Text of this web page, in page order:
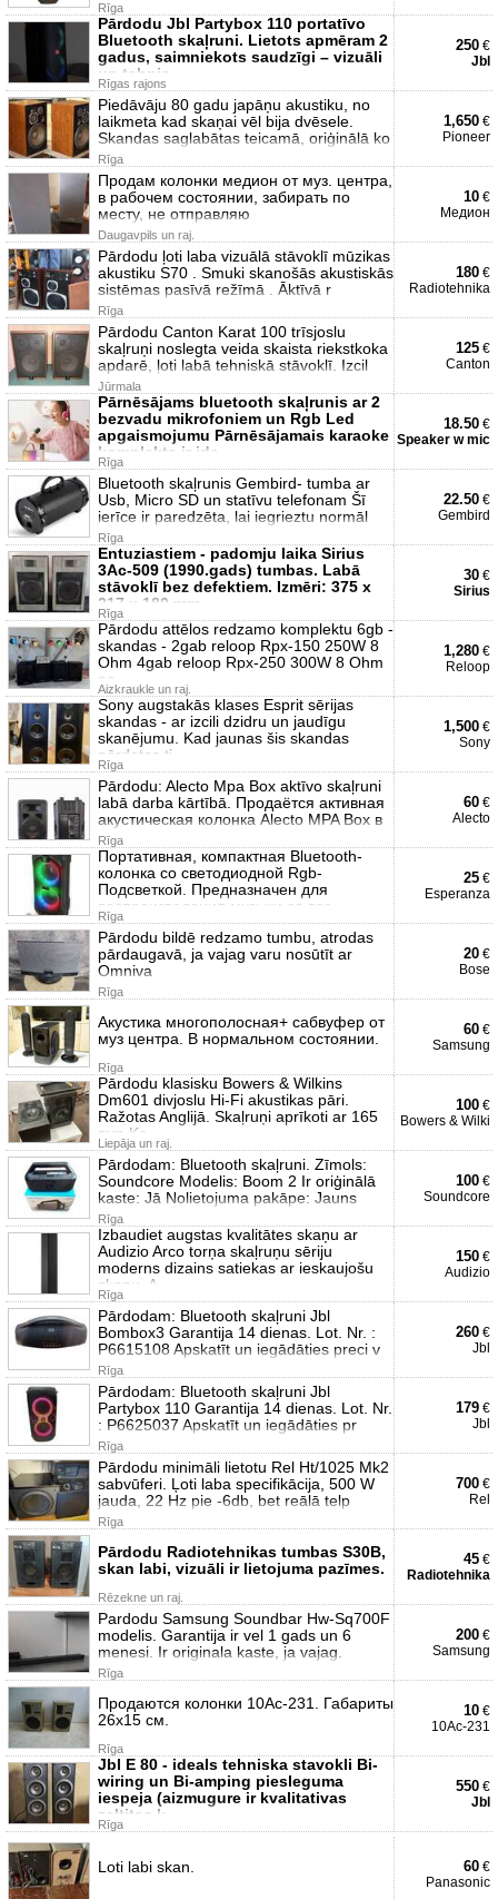
Rīga
Pārdodu Jbl Partybox 110 portatīvo
Bluetooth skaļruni. Lietots apmēram 2
gadus, saimniekots saudzīgi – vizuāli
un tehnis
Rīgas rajons
250 €
Jbl
Piedāvāju 80 gadu japāņu akustiku, no
laikmeta kad skaņai vēl bija dvēsele.
Skandas saglabātas teicamā, oriģinālā ko
Rīga
1,650 €
Pioneer
Продам колонки медион от муз. центра,
в рабочем состоянии, забирать по
месту, не отправляю
Daugavpils un raj.
10 €
Медион
Pārdodu ļoti laba vizuālā stāvoklī mūzikas
akustiku S70 . Smuki skanošās akustiskās
sistēmas pasīvā režīmā . Āktīvā r
Rīga
180 €
Radiotehnika
Pārdodu Canton Karat 100 trīsjoslu
skaļruņi noslegta veida skaista riekstkoka
apdarē, ļoti labā tehniskā stāvoklī. Izcil
Jūrmala
125 €
Canton
Pārnēsājams bluetooth skaļrunis ar 2
bezvadu mikrofoniem un Rgb Led
apgaismojumu Pārnēsājamais karaoke
komplekts ir ide
Rīga
18.50 €
Speaker w mic
Bluetooth skaļrunis Gembird- tumba ar
Usb, Micro SD un statīvu telefonam Šī
ierīce ir paredzēta, lai iegrieztu normāl
Rīga
22.50 €
Gembird
Entuziastiem - padomju laika Sirius
3Ac-509 (1990.gads) tumbas. Labā
stāvoklī bez defektiem. Izmēri: 375 x
217 x 180 mm
Rīga
30 €
Sirius
Pārdodu attēlos redzamo komplektu 6gb -
skandas - 2gab reloop Rpx-150 250W 8
Ohm 4gab reloop Rpx-250 300W 8 Ohm
pa
Aizkraukle un raj.
1,280 €
Reloop
Sony augstakās klases Esprit sērijas
skandas - ar izcili dzidru un jaudīgu
skanējumu. Kad jaunas šis skandas
pārdotas ti
Rīga
1,500 €
Sony
Pārdodu: Alecto Mpa Box aktīvo skaļruni
labā darba kārtībā. Продаётся активная
акустическая колонка Alecto MPA Box в
Rīga
60 €
Alecto
Портативная, компактная Bluetooth-
колонка со светодиодной Rgb-
Подсветкой. Предназначен для
воспроизведения музыки со все
Rīga
25 €
Esperanza
Pārdodu bildē redzamo tumbu, atrodas
pārdaugavā, ja vajag varu nosūtīt ar
Omniva
Rīga
20 €
Bose
Акустика многополосная+ сабвуфер от
муз центра. В нормальном состоянии.
Rīga
60 €
Samsung
Pārdodu klasisku Bowers & Wilkins
Dm601 divjoslu Hi-Fi akustikas pāri.
Ražotas Anglijā. Skaļruņi aprīkoti ar 165
mm Ke
Liepāja un raj.
100 €
Bowers & Wilki
Pārdodam: Bluetooth skaļruni. Zīmols:
Soundcore Modelis: Boom 2 Ir oriģinālā
kaste: Jā Nolietojuma pakāpe: Jauns
Rīga
100 €
Soundcore
Izbaudiet augstas kvalitātes skaņu ar
Audizio Arco torņa skaļruņu sēriju
moderns dizains satiekas ar ieskaujošu
skaņu. A
Rīga
150 €
Audizio
Pārdodam: Bluetooth skaļruni Jbl
Bombox3 Garantija 14 dienas. Lot. Nr. :
P6615108 Apskatīt un iegādāties preci v
Rīga
260 €
Jbl
Pārdodam: Bluetooth skaļruni Jbl
Partybox 110 Garantija 14 dienas. Lot. Nr.
: P6625037 Apskatīt un iegādāties pr
Rīga
179 €
Jbl
Pārdodu minimāli lietotu Rel Ht/1025 Mk2
sabvūferi. Ļoti laba specifikācija, 500 W
jauda, 22 Hz pie -6db, bet reālā telp
Rīga
700 €
Rel
Pārdodu Radiotehnikas tumbas S30B,
skan labi, vizuāli ir lietojuma pazīmes.
Rēzekne un raj.
45 €
Radiotehnika
Pardodu Samsung Soundbar Hw-Sq700F
modelis. Garantija ir vel 1 gads un 6
menesi. Ir originala kaste, ja vajag.
Rīga
200 €
Samsung
Продаются колонки 10Ас-231. Габариты
26х15 см.
Rīga
10 €
10Ас-231
Jbl E 80 - ideals tehniska stavokli Bi-
wiring un Bi-amping piesleguma
iespeja (aizmugure ir kvalitativas
zeltitas k
Rīga
550 €
Jbl
Loti labi skan. 60 €
Panasonic